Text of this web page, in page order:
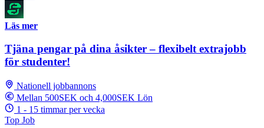
Läs mer
Tjäna pengar på dina åsikter – flexibelt extrajobb
för studenter!
Nationell jobbannons
Mellan 500SEK och 4,000SEK Lön
1 - 15 timmar per vecka
Top Job